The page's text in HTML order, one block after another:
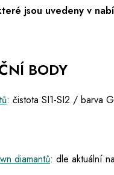
jsou uvedeny v
BODY
: čistota SI1-SI2 / barva
diamantů: dle aktuální